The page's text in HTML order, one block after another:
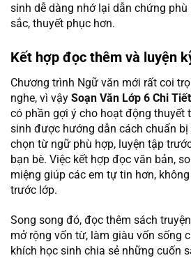
sinh dễ dàng nhớ lại dẫn chứng phù
sắc, thuyết phục hơn.
Kết hợp đọc thêm và luyện
Chương trình Ngữ văn mới rất coi
nghe, vì vậy Soạn Văn Lớp 6 Chi
có phần gợi ý cho hoạt động thuyết
sinh được hướng dẫn cách chuẩn
chọn từ ngữ phù hợp, luyện tập
bạn bè. Việc kết hợp đọc văn bản,
miệng giúp các em tự tin hơn,
trước lớp.
Song song đó, đọc thêm sách
mở rộng vốn từ, làm giàu vốn sống
khích học sinh chia sẻ những cuốn